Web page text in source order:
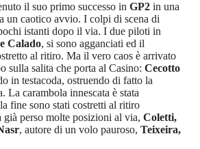
il suo primo successo in GP2 in una
un caotico avvio. I colpi di scena di
istanti dopo il via. I due piloti in
Calado, si sono agganciati ed il
al ritiro. Ma il vero caos è arrivato
sulla salita che porta al Casino: Cecotto
in testacoda, ostruendo di fatto la
La carambola innescata è stata
fine sono stati costretti al ritiro
già perso molte posizioni al via, Coletti,
, autore di un volo pauroso, Teixeira,